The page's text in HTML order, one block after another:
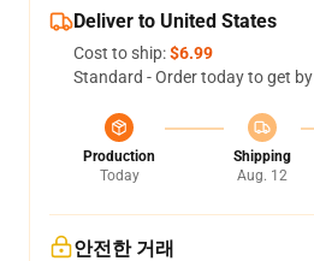
Deliver to United States
Cost to ship:$6.99
Standard - Order today to get by
Production
Today
Shipping
Aug. 12
안전한 거래